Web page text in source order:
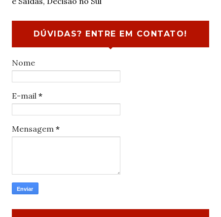
DÚVIDAS? ENTRE EM CONTATO!
Nome
E-mail *
Mensagem *